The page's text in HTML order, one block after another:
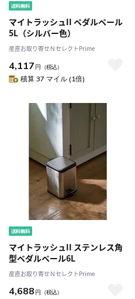
マイトラッシュII ペダルペール
5L（シルバー色）
産直お取り寄せＮセレクトPrime
4,117 円 （税込）
積算 37 マイル (1倍)
マイトラッシュII ステンレス角
型ペダルペール6L
産直お取り寄せＮセレクトPrime
4,688 円 （税込）